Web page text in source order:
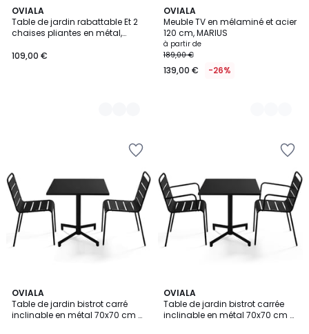
OVIALA
Table de jardin rabattable Et 2
chaises pliantes en métal,
109,00 €
4
Couleurs
OVIALA
Meuble TV en mélaminé et acier
120 cm, MARIUS
à partir de
189,00 €
139,00 € -26%
2
Couleurs
OVIALA
Table de jardin bistrot carré
inclinable en métal 70x70 cm et
10
Couleurs
OVIALA
Table de jardin bistrot carrée
inclinable en métal 70x70 cm et
4
/
5
9
Couleurs